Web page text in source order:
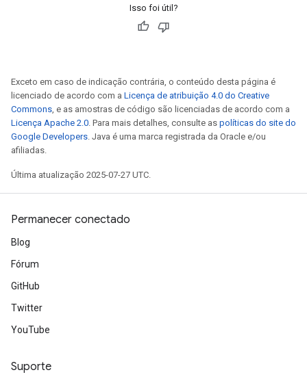
Isso foi útil?
Exceto em caso de indicação contrária, o conteúdo desta página é
licenciado de acordo com a Licença de atribuição 4.0 do Creative
Commons, e as amostras de código são licenciadas de acordo com a
Licença Apache 2.0. Para mais detalhes, consulte as políticas do site do
Google Developers. Java é uma marca registrada da Oracle e/ou
afiliadas.
Última atualização 2025-07-27 UTC.
Permanecer conectado
Blog
Fórum
GitHub
Twitter
YouTube
Suporte